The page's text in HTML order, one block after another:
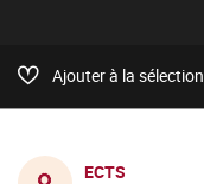
Ajouter à la sélection
ECTS